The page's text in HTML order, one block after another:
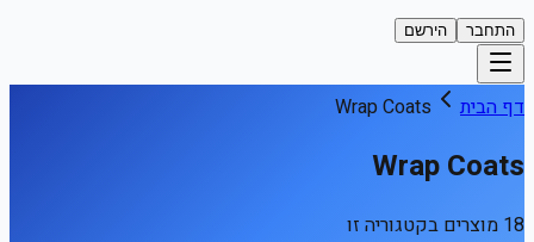
התחבר הירשם
דף הבית Wrap Coats
Wrap Coats
18 מוצרים בקטגוריה זו